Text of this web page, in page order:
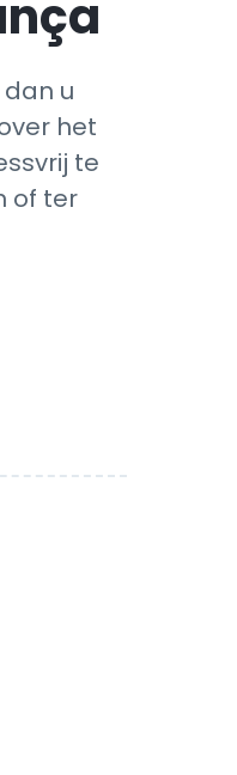
u
het
te
of ter